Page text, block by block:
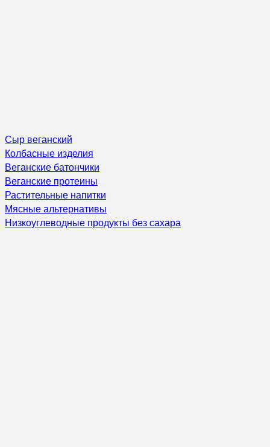
Сыр веганский
Колбасные изделия
Веганские батончики
Веганские протеины
Растительные напитки
Мясные альтернативы
Низкоуглеводные продукты без сахара